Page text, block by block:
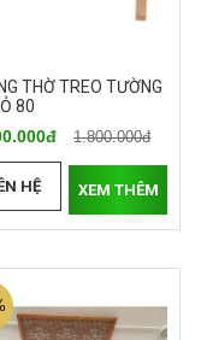
THỜ TREO TƯỜNG
80
1.800.000đ
HỆ XEM THÊM